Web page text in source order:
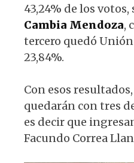
43,24% de los
Cambia Mendoza,
tercero quedó
23,84%.
Con esos
quedarán con tres
es decir que
Facundo Correa